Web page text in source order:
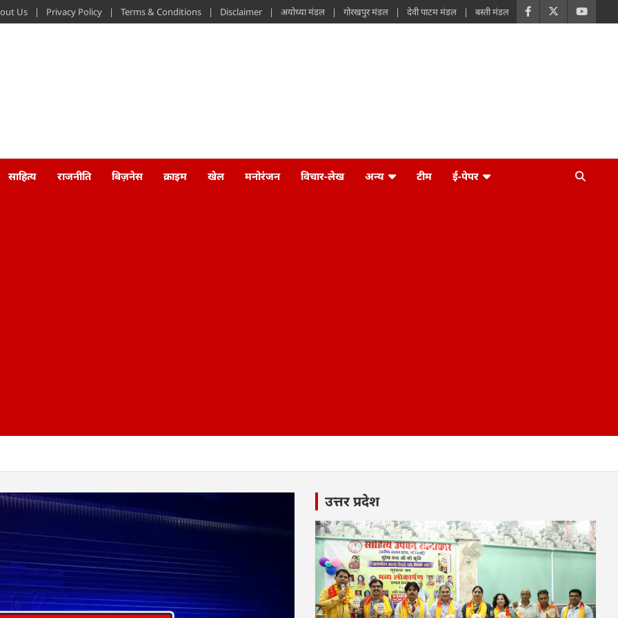
Us Privacy Policy Terms & Conditions Disclaimer अयोध्या मंडल गोरखपुर मंडल देवी पाटम मंडल बस्ती मंडल
साहित्य राजनीति बिज़नेस क्राइम खेल मनोरंजन विचार-लेख अन्य टीम ई-पेपर
उत्तर प्रदेश